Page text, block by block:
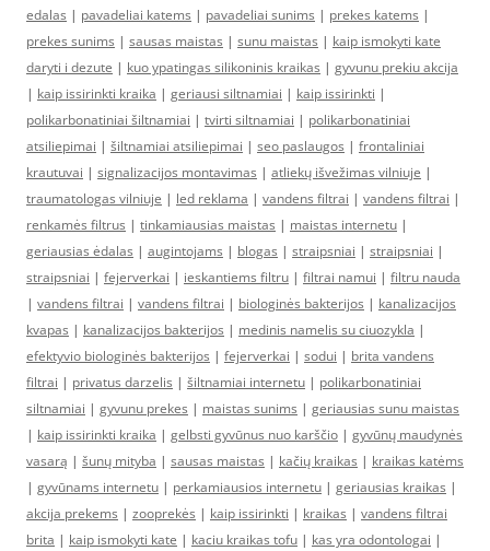
edalas | pavadeliai katems | pavadeliai sunims | prekes katems |
prekes sunims | sausas maistas | sunu maistas | kaip ismokyti kate
daryti i dezute | kuo ypatingas silikoninis kraikas | gyvunu prekiu akcija
| kaip issirinkti kraika | geriausi siltnamiai | kaip issirinkti |
polikarbonatiniai šiltnamiai | tvirti siltnamiai | polikarbonatiniai
atsiliepimai | šiltnamiai atsiliepimai | seo paslaugos | frontaliniai
krautuvai | signalizacijos montavimas | atliekų išvežimas vilniuje |
traumatologas vilniuje | led reklama | vandens filtrai | vandens filtrai |
renkamės filtrus | tinkamiausias maistas | maistas internetu |
geriausias ėdalas | augintojams | blogas | straipsniai | straipsniai |
straipsniai | fejerverkai | ieskantiems filtru | filtrai namui | filtru nauda
| vandens filtrai | vandens filtrai | biologinės bakterijos | kanalizacijos
kvapas | kanalizacijos bakterijos | medinis namelis su ciuozykla |
efektyvio biologinės bakterijos | fejerverkai | sodui | brita vandens
filtrai | privatus darzelis | šiltnamiai internetu | polikarbonatiniai
siltnamiai | gyvunu prekes | maistas sunims | geriausias sunu maistas
| kaip issirinkti kraika | gelbsti gyvūnus nuo karščio | gyvūnų maudynės
vasarą | šunų mityba | sausas maistas | kačių kraikas | kraikas katėms
| gyvūnams internetu | perkamiausios internetu | geriausias kraikas |
akcija prekems | zooprekės | kaip issirinkti | kraikas | vandens filtrai
brita | kaip ismokyti kate | kaciu kraikas tofu | kas yra odontologai |